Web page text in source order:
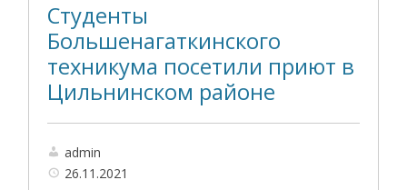
Студенты
Большенагаткинского
техникума посетили приют в
Цильнинском районе
admin
26.11.2021